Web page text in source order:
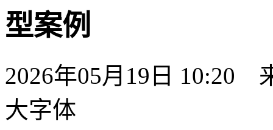
型案例
2026年05月19日 10:20
大字体